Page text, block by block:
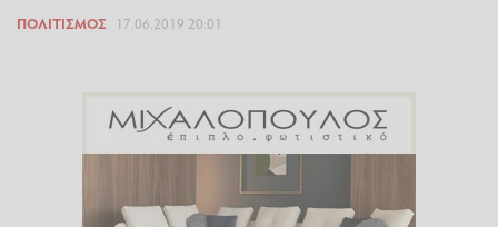
ΠΟΛΙΤΙΣΜΌΣ 17.06.2019 20:01